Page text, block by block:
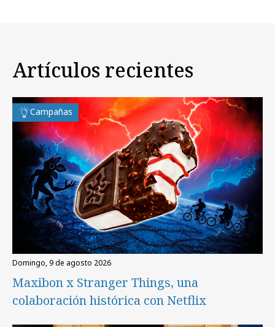
Artículos recientes
Campañas
domingo, 9 de agosto 2026
Maxibon x Stranger Things, una
colaboración histórica con Netflix